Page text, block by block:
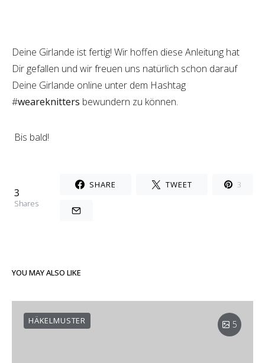
Deine Girlande ist fertig! Wir hoffen diese Anleitung hat
Dir gefallen und wir freuen uns natürlich schon darauf
Deine Girlande online unter dem Hashtag
#weareknitters bewundern zu können.
Bis bald!
3
Shares
SHARE TWEET 3
YOU MAY ALSO LIKE
HÄKELMUSTER 5